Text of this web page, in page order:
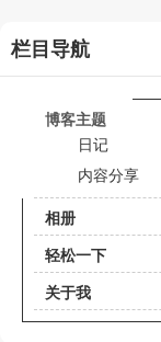
栏目导航
博客主题
日记
内容分享
相册
轻松一下
关于我